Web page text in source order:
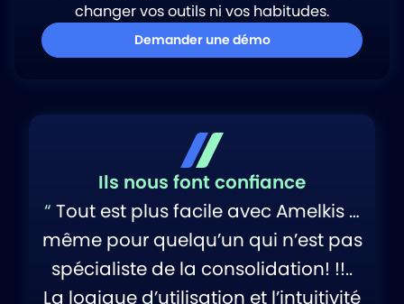
changer vos outils ni vos habitudes.
Demander une démo
Ils nous font confiance
“ Tout est plus facile avec Amelkis …
même pour quelqu’un qui n’est pas
spécialiste de la consolidation! !!..
La logique d’utilisation et l’intuitivité